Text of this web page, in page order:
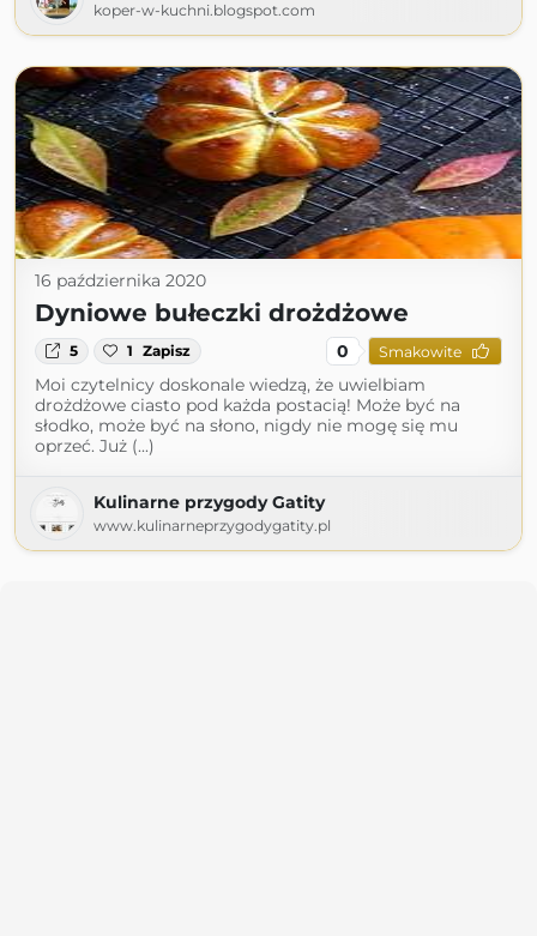
koper-w-kuchni.blogspot.com
16 października 2020
Dyniowe bułeczki drożdżowe
5 1 Zapisz 0 Smakowite
Moi czytelnicy doskonale wiedzą, że uwielbiam
drożdżowe ciasto pod każda postacią! Może być na
słodko, może być na słono, nigdy nie mogę się mu
oprzeć. Już (...)
Kulinarne przygody Gatity
www.kulinarneprzygodygatity.pl